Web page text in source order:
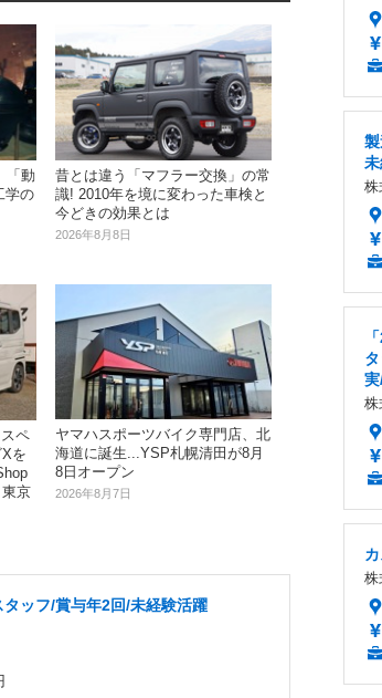
「動
学の
昔とは違う「マフラー交換」の常
識! 2010年を境に変わった車検と
今どきの効果とは
2026年8月8日
ペ
を
京
ヤマハスポーツバイク専門店、北
海道に誕生...YSP札幌清田が8月
8日オープン
2026年8月7日
ッフ/賞与年2回/未経験活躍
株
実
株
株